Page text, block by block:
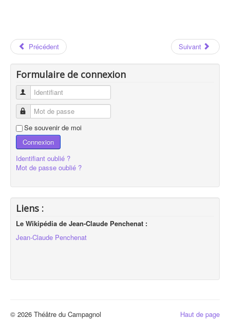
Précédent Suivant
Formulaire de connexion
Identifiant
Mot de passe
Se souvenir de moi
Connexion
Identifiant oublié ?
Mot de passe oublié ?
Liens :
Le Wikipédia de Jean-Claude Penchenat :
Jean-Claude Penchenat
Haut de page
© 2026 Théâtre du Campagnol